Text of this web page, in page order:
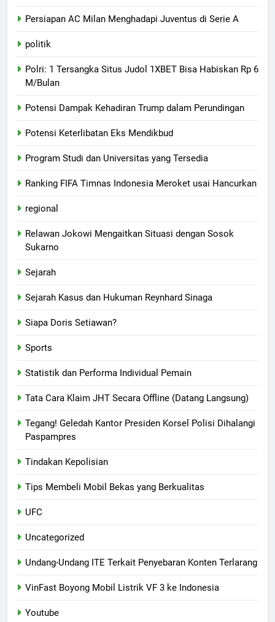
Persiapan AC Milan Menghadapi Juventus di Serie A
politik
Polri: 1 Tersangka Situs Judol 1XBET Bisa Habiskan Rp 6
M/Bulan
Potensi Dampak Kehadiran Trump dalam Perundingan
Potensi Keterlibatan Eks Mendikbud
Program Studi dan Universitas yang Tersedia
Ranking FIFA Timnas Indonesia Meroket usai Hancurkan
regional
Relawan Jokowi Mengaitkan Situasi dengan Sosok
Sukarno
Sejarah
Sejarah Kasus dan Hukuman Reynhard Sinaga
Siapa Doris Setiawan?
Sports
Statistik dan Performa Individual Pemain
Tata Cara Klaim JHT Secara Offline (Datang Langsung)
Tegang! Geledah Kantor Presiden Korsel Polisi Dihalangi
Paspampres
Tindakan Kepolisian
Tips Membeli Mobil Bekas yang Berkualitas
UFC
Uncategorized
Undang-Undang ITE Terkait Penyebaran Konten Terlarang
VinFast Boyong Mobil Listrik VF 3 ke Indonesia
Youtube